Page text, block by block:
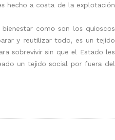
hecho a costa de la explotación
como son los quioscos
y reutilizar todo, es un tejido
sobrevivir sin que el Estado les
un tejido social por fuera del